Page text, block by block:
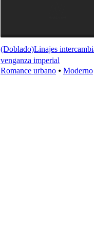
(Doblado)Linajes
venganza imperial
Romance urbano⦁ Moderno